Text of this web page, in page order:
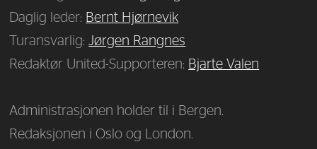
Daglig leder: Bernt Hjørnevik
Turansvarlig:Jørgen Rangnes
Redaktør United-Supporteren: Bjarte Valen
Administrasjonen holder til i Bergen.
Redaksjonen i Oslo og London.